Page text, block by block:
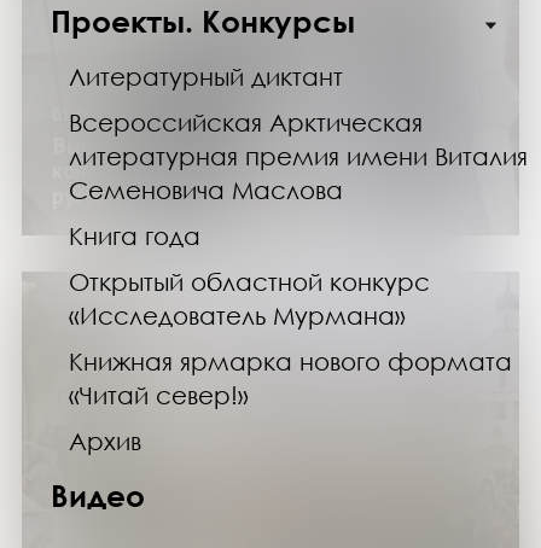
Проекты. Конкурсы
Литературный диктант
Всероссийская Арктическая
литературная премия имени Виталия
Семеновича Маслова
Книга года
Открытый областной конкурс
«Исследователь Мурмана»
Книжная ярмарка нового формата
«Читай север!»
Архив
Видео
01.11.24
Выставка «Михаил Калашников: солдат,
конструктор, легенда» (цикл «Великие
русские»)